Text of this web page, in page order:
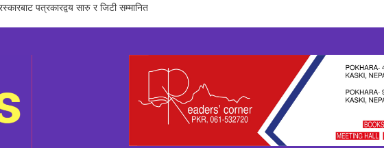
‘सञ्चारमा क्वान्टम हिलिङको महत्त्व’ विषयक अन्तरक्रिया सम्पन्न